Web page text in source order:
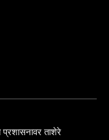
प्रशासनावर ताशेरे